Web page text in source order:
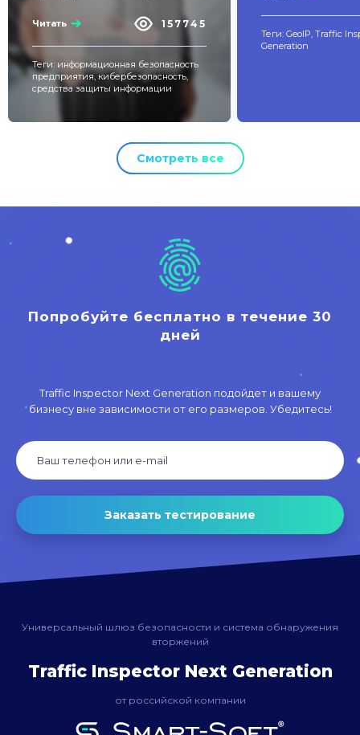
Читать 157745
Теги: информационная безопасность
предприятия, кибербезопасность,
средства защиты информации
Теги: GeoIP, Traffic
Generation
Смотреть все
Попробуйте бесплатно в течение 30
дней
Traffic Inspector Next Generation подойдет и вашему
бизнесу вне зависимости от его размеров. Убедитесь!
Заказать тестирование
Универсальный шлюз безопасности и система обнаружения
вторжений
Traffic Inspector Next Generation
от российской компании